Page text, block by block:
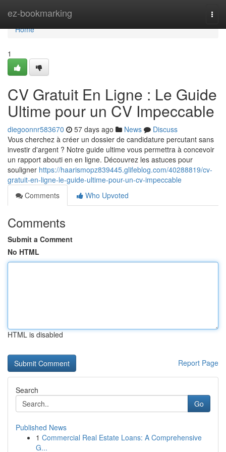
ez-bookmarking
Home
Home
1
CV Gratuit En Ligne : Le Guide
Ultime pour un CV Impeccable
diegoonnr583670 57 days ago News
Discuss
Vous cherchez à créer un dossier de candidature percutant sans
investir d'argent ? Notre guide ultime vous permettra à concevoir
un rapport abouti en en ligne. Découvrez les astuces pour
souligner https://haarismopz839445.glifeblog.com/40288819/cv-
gratuit-en-ligne-le-guide-ultime-pour-un-cv-impeccable
Comments
Who Upvoted
Comments
Submit a Comment
No HTML
HTML is disabled
Report Page
Search
Go
Published News
1 Commercial Real Estate Loans: A Comprehensive
G...